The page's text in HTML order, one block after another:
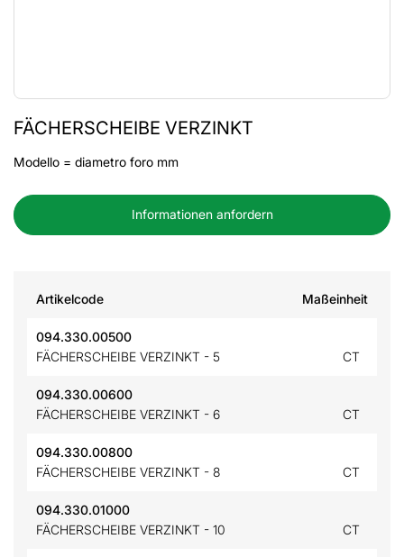
FÄCHERSCHEIBE VERZINKT
Modello = diametro foro mm
Informationen anfordern
Artikelcode Maßeinheit
094.330.00500
FÄCHERSCHEIBE VERZINKT - 5
CT
094.330.00600
FÄCHERSCHEIBE VERZINKT - 6
CT
094.330.00800
FÄCHERSCHEIBE VERZINKT - 8
CT
094.330.01000
FÄCHERSCHEIBE VERZINKT - 10
CT